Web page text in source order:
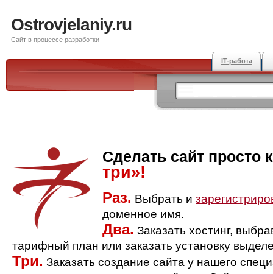
Ostrovjelaniy.ru
Сайт в процессе разработки
IT-работа
Сделать сайт просто
три»!
Раз. Выбрать и
доменное имя.
Два. Заказать хостинг,
тарифный план или заказать установку
Три. Заказать создание сайта у нашего